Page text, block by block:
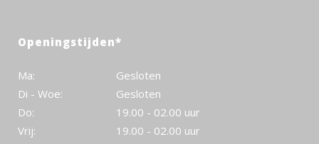
Openingstijden*
Ma:
Gesloten
Di - Woe:
Gesloten
Do:
19.00 - 02.00 uur
Vrij:
19.00 - 02.00 uur